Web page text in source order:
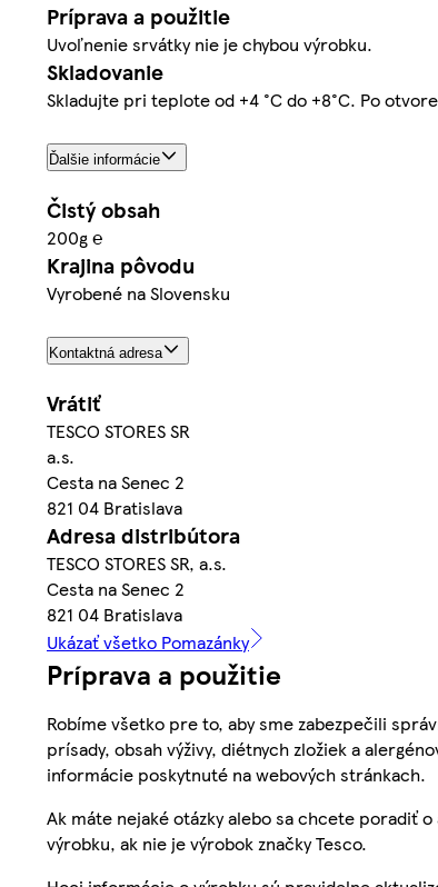
Príprava a použitie
Uvoľnenie srvátky nie je chybou výrobku.
Skladovanie
Skladujte pri teplote od +4 °C do +8°C. Po
Ďalšie informácie
Čistý obsah
200g ℮
Krajina pôvodu
Vyrobené na Slovensku
Kontaktná adresa
Vrátiť
TESCO STORES SR
a.s.
Cesta na Senec 2
821 04 Bratislava
Adresa distribútora
TESCO STORES SR, a.s.
Cesta na Senec 2
821 04 Bratislava
Ukázať všetko Pomazánky
Príprava a použitie
Robíme všetko pre to, aby sme zabezpečili
prísady, obsah výživy, diétnych zložiek a
informácie poskytnuté na webových stránkach.
Ak máte nejaké otázky alebo sa chcete poradiť
výrobku, ak nie je výrobok značky Tesco.